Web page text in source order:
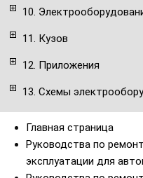
10.
11. Кузов
12. Приложения
13. Схемы
Главная страница
Руководства по
эксплуатации для